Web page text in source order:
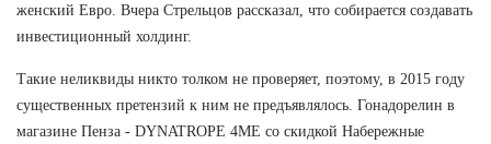
женский Евро. Вчера Стрельцов рассказал, что собирается создавать
инвестиционный холдинг.
Такие неликвиды никто толком не проверяет, поэтому, в 2015 году
существенных претензий к ним не предъявлялось. Гонадорелин в
магазине Пенза - DYNATROPE 4ME со скидкой Набережные